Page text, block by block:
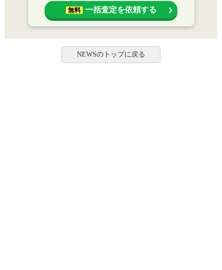
無料 一括査定を依頼する
NEWSのトップに戻る